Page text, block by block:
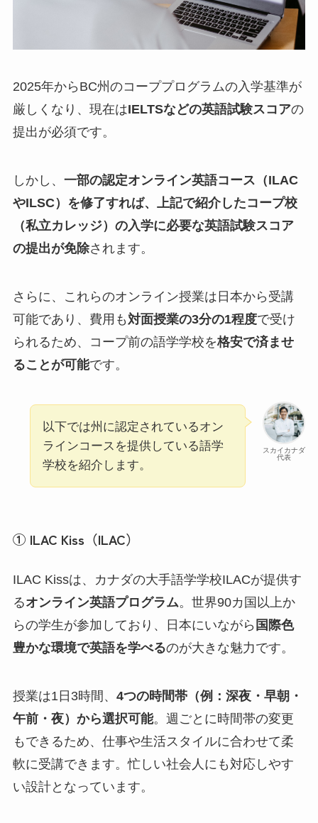
2025年からBC州のコーププログラムの入学基準が
厳しくなり、現在はIELTSなどの英語試験スコアの
提出が必須です。
しかし、 一部の認定オンライン英語コース（ILAC
やILSC）を修了すれば、上記で紹介したコープ校
（私立カレッジ）の入学に必要な英語試験スコア
の提出が免除されます。
さらに、これらのオンライン授業は日本から受講
可能であり、費用も対面授業の3分の1程度で受け
られるため、コープ前の語学学校を格安で済ませ
ることが可能です。
スカイカナダ
代表
以下では州に認定されているオン
ラインコースを提供している語学
学校を紹介します。
① ILAC Kiss（ILAC）
ILAC Kissは、カナダの大手語学学校ILACが提供す
るオンライン英語プログラム。世界90カ国以上か
らの学生が参加しており、日本にいながら 国際色
豊かな環境で英語を学べるのが大きな魅力です。
授業は1日3時間、 4つの時間帯（例：深夜・早朝・
午前・夜）から選択可能。週ごとに時間帯の変更
もできるため、仕事や生活スタイルに合わせて柔
軟に受講できます。忙しい社会人にも対応しやす
い設計となっています。